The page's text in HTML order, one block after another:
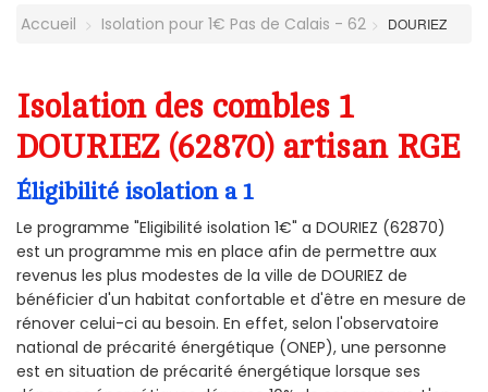
Accueil Isolation pour 1€ Pas de Calais - 62 DOURIEZ
Isolation des combles 1
DOURIEZ (62870) artisan RGE
Éligibilité isolation a 1
Le programme "Eligibilité isolation 1€" a DOURIEZ (62870)
est un programme mis en place afin de permettre aux
revenus les plus modestes de la ville de DOURIEZ de
bénéficier d'un habitat confortable et d'être en mesure de
rénover celui-ci au besoin. En effet, selon l'observatoire
national de précarité énergétique (ONEP), une personne
est en situation de précarité énergétique lorsque ses